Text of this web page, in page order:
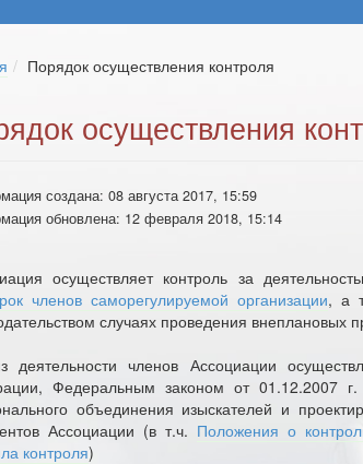
Порядок осуществления контроля
осуществления
создана: 08 августа 2017, 15:59
обновлена: 12 февраля 2018, 15:14
осуществляет контроль за
членов саморегулируемой организации, а
случаях проведения внеплановых
деятельности членов Ассоциации
Федеральным законом от 01.12.2007
объединения изыскателей и
Ассоциации (в т.ч. Положения о
контроля)